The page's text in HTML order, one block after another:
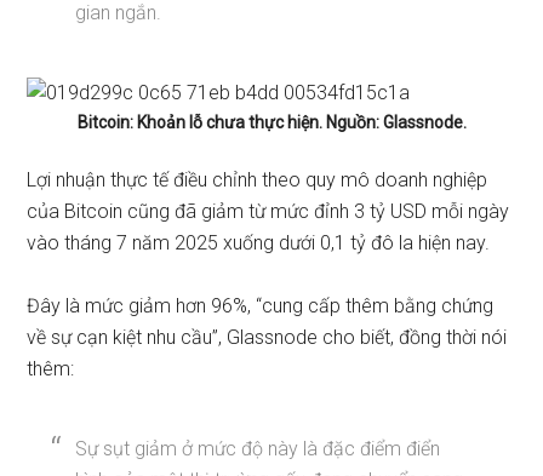
gian ngắn.
Bitcoin: Khoản lỗ chưa thực hiện. Nguồn: Glassnode.
Lợi nhuận thực tế điều chỉnh theo quy mô doanh nghiệp
của Bitcoin cũng đã giảm từ mức đỉnh 3 tỷ USD mỗi ngày
vào tháng 7 năm 2025 xuống dưới 0,1 tỷ đô la hiện nay.
Đây là mức giảm hơn 96%, “cung cấp thêm bằng chứng
về sự cạn kiệt nhu cầu”, Glassnode cho biết, đồng thời nói
thêm:
Sự sụt giảm ở mức độ này là đặc điểm điển